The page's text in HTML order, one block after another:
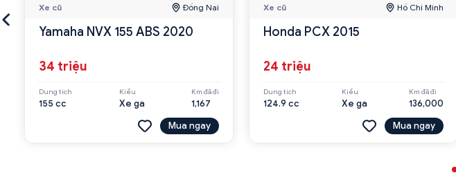
Xe cũ Đồng Nai
Yamaha NVX 155 ABS 2020
34 triệu
Dung tích
155 cc
Kiểu
Xe ga
Km đã đi
1,167
Mua ngay
Xe cũ Hồ Chí Minh
Honda PCX 2015
24 triệu
Dung tích
124.9 cc
Kiểu
Xe ga
Km đã đi
136,000
Mua ngay